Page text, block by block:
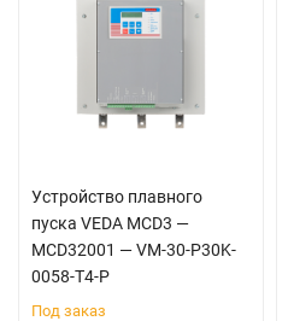
Устройство плавного
пуска VEDA MCD3 —
MCD32001 — VM-30-P30K-
0058-T4-P
Под заказ